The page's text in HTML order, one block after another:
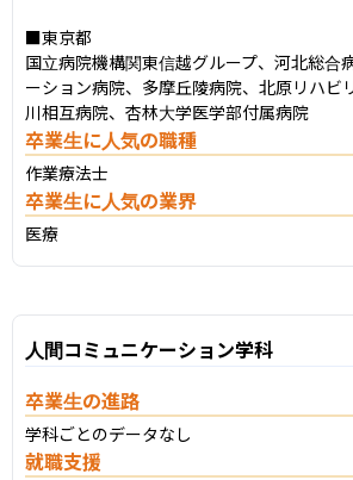
■東京都
国立病院機構関東信越グループ、河北総合
ーション病院、多摩丘陵病院、北原リハビ
川相互病院、杏林大学医学部付属病院
卒業生に人気の職種
作業療法士
卒業生に人気の業界
医療
人間コミュニケーション学科
卒業生の進路
学科ごとのデータなし
就職支援